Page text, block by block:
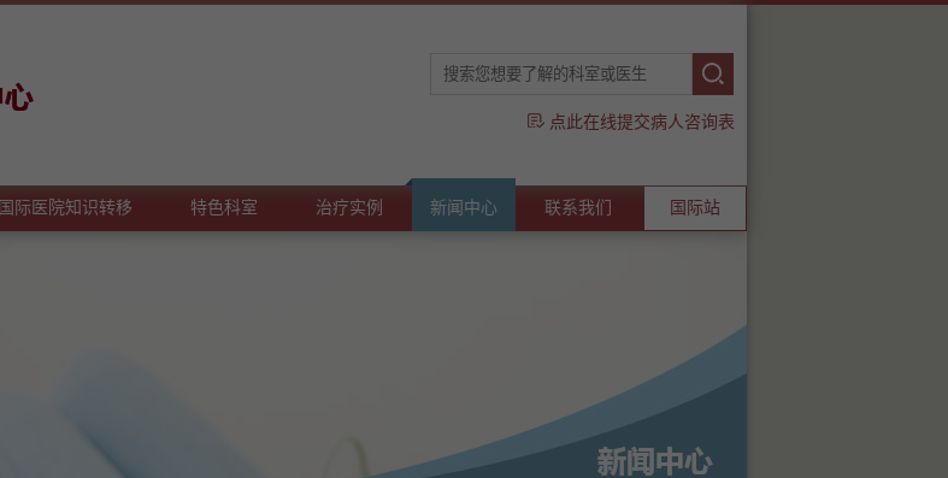
国际站
点此在线提交病人咨询表
国际医院知识转移 特色科室 治疗实例 新闻中心 联系我们